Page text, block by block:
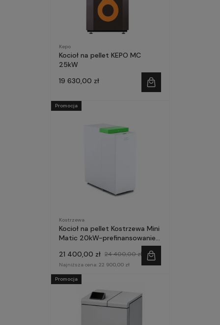
Kepo
Kocioł na pellet KEPO MC
25kW
19 630,00 zł
Kostrzewa
Kocioł na pellet Kostrzewa Mini
Matic 20kW-prefinansowanie
21 400,00 zł 24 400,00 zł
Najniższa cena: 22 900,00 zł
Promocja
Promocja